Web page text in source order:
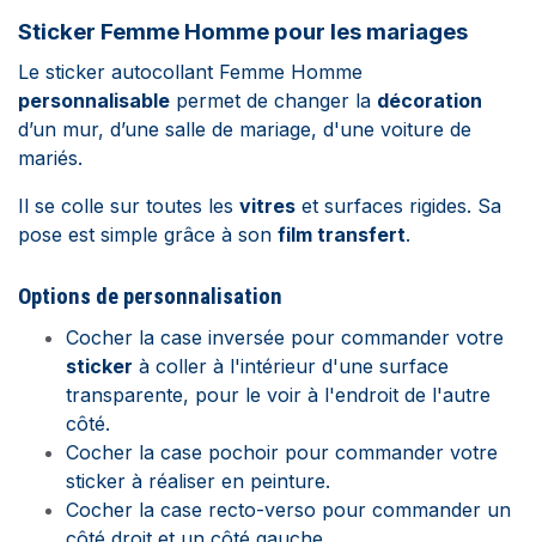
Sticker Femme Homme pour les mariages
Le sticker autocollant Femme Homme
personnalisable permet de changer la décoration
d’un mur, d’une salle de mariage, d'une voiture de
mariés.
Il se colle sur toutes les vitres et surfaces rigides. Sa
pose est simple grâce à son film transfert.
Options de personnalisation
Cocher la case inversée pour commander votre
sticker à coller à l'intérieur d'une surface
transparente, pour le voir à l'endroit de l'autre
côté.
Cocher la case pochoir pour commander votre
sticker à réaliser en peinture.
Cocher la case recto-verso pour commander un